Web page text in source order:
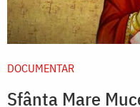
DOCUMENTAR
Sfânta Mare